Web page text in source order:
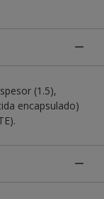
(1.5),
encapsulado)